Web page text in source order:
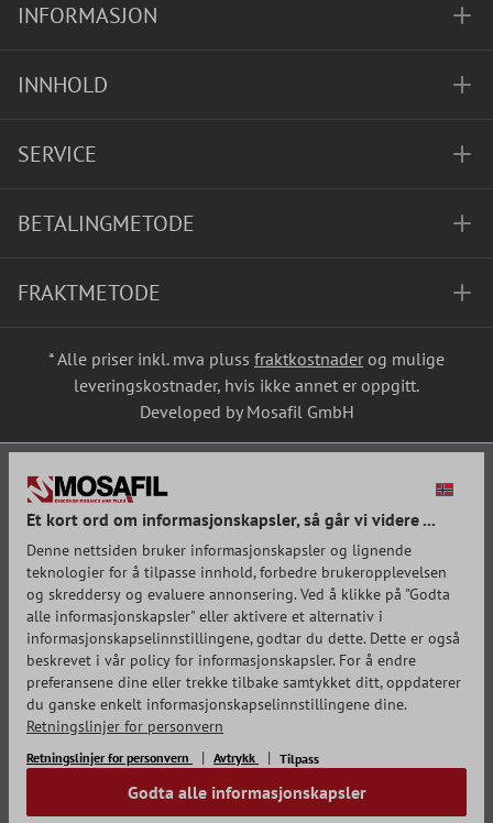
INFORMASJON
INNHOLD
SERVICE
BETALINGMETODE
FRAKTMETODE
* Alle priser inkl. mva pluss fraktkostnader og mulige
leveringskostnader, hvis ikke annet er oppgitt.
Developed by Mosafil GmbH
Et kort ord om informasjonskapsler, så går vi videre ...
Denne nettsiden bruker informasjonskapsler og lignende
teknologier for å tilpasse innhold, forbedre brukeropplevelsen
og skreddersy og evaluere annonsering. Ved å klikke på "Godta
alle informasjonskapsler" eller aktivere et alternativ i
informasjonskapselinnstillingene, godtar du dette. Dette er også
beskrevet i vår policy for informasjonskapsler. For å endre
preferansene dine eller trekke tilbake samtykket ditt, oppdaterer
du ganske enkelt informasjonskapselinnstillingene dine.
Retningslinjer for personvern
Retningslinjer for personvern Avtrykk Tilpass
Godta alle informasjonskapsler